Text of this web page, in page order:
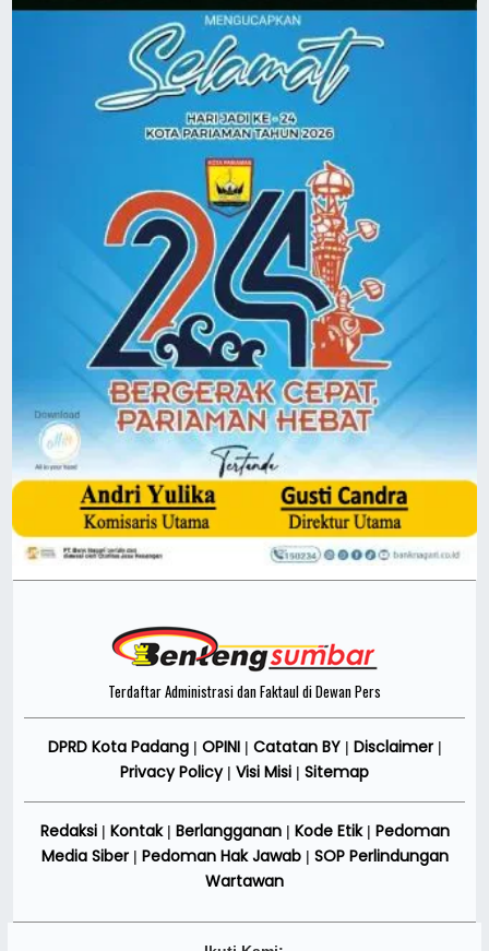
Terdaftar Administrasi dan Faktaul di Dewan Pers
DPRD Kota Padang| OPINI Catatan BY| Disclaimer|
Privacy Policy| Visi Misi Sitemap
Redaksi| Kontak| Berlangganan| Kode Etik| Pedoman
Media Siber| Pedoman Hak Jawab| SOP Perlindungan
Wartawan